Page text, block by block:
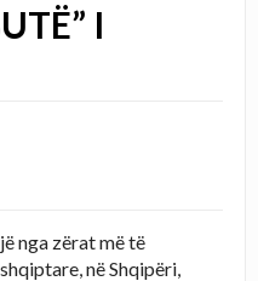
I
nga zërat më të
në Shqipëri,